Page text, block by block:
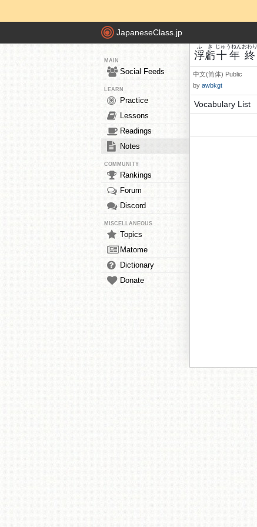
JapaneseClass.jp
MAIN
Social Feeds
LEARN
Practice
Lessons
Readings
Notes
COMMUNITY
Rankings
Forum
Discord
MISCELLANEOUS
Topics
Matome
Dictionary
Donate
浮
ふ
虧
き
十年
じゅうねん
終
おわり
中文(简体) Public
by awbkgt
Vocabulary List